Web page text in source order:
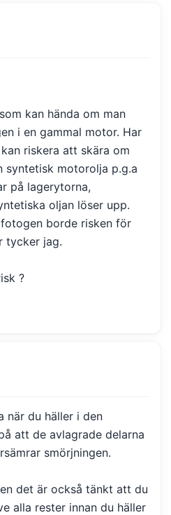
kan hända om man
i en gammal motor. Har
riskera att skära om
syntetisk motorolja p.g.a
på lagerytorna,
oljan löser upp.
borde risken för
tycker jag.
?
när du häller i den
att de avlagrade delarna
smörjningen.
det är också tänkt att du
alla rester innan du häller